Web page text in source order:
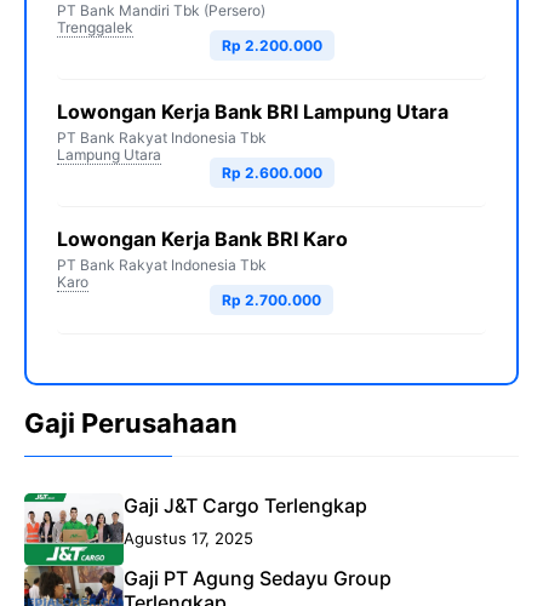
PT Bank Mandiri Tbk (Persero)
Trenggalek
Rp 2.200.000
Lowongan Kerja Bank BRI Lampung Utara
PT Bank Rakyat Indonesia Tbk
Lampung Utara
Rp 2.600.000
Lowongan Kerja Bank BRI Karo
PT Bank Rakyat Indonesia Tbk
Karo
Rp 2.700.000
Gaji Perusahaan
Gaji J&T Cargo Terlengkap
Agustus 17, 2025
Gaji PT Agung Sedayu Group